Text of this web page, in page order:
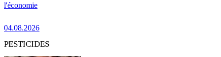
l'économie
04.08.2026
PESTICIDES